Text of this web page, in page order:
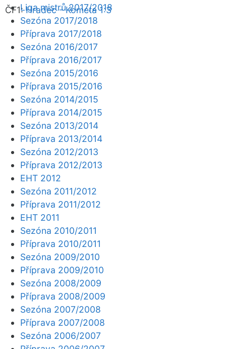
ČF1:Hradec - Kometa 1:3
Liga mistrů 2017/2018
Sezóna 2017/2018
Příprava 2017/2018
Sezóna 2016/2017
Příprava 2016/2017
Sezóna 2015/2016
Příprava 2015/2016
Sezóna 2014/2015
Příprava 2014/2015
Sezóna 2013/2014
Příprava 2013/2014
Sezóna 2012/2013
Příprava 2012/2013
EHT 2012
Sezóna 2011/2012
Příprava 2011/2012
EHT 2011
Sezóna 2010/2011
Příprava 2010/2011
Sezóna 2009/2010
Příprava 2009/2010
Sezóna 2008/2009
Příprava 2008/2009
Sezóna 2007/2008
Příprava 2007/2008
Sezóna 2006/2007